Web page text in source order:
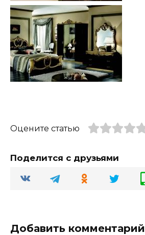
Оцените статью
Поделится с друзьями
Добавить комментарий